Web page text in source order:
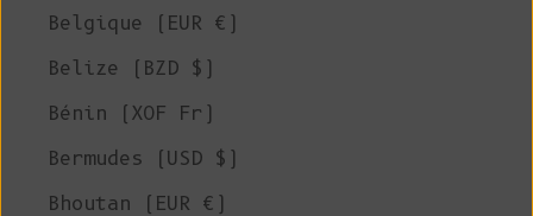
Belgique (EUR €)
Belize (BZD $)
Bénin (XOF Fr)
Bermudes (USD $)
Bhoutan (EUR €)